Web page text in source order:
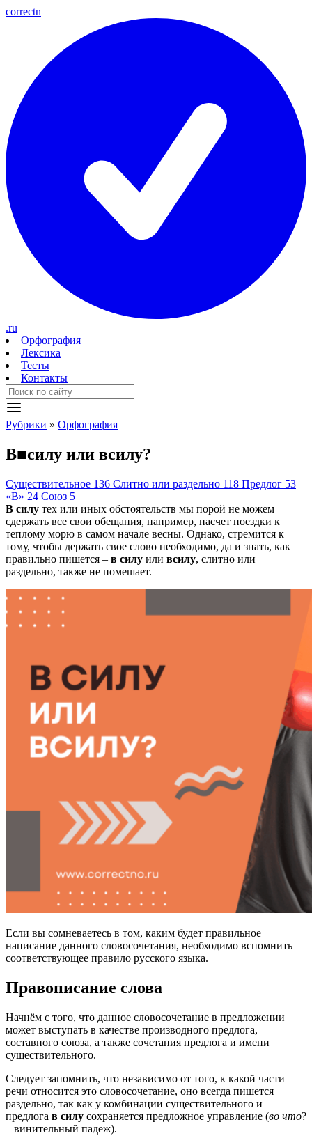
correctn
.ru
Орфография
Лексика
Тесты
Контакты
Рубрики » Орфография
В■силу или всилу?
Существительное 136 Слитно или раздельно 118 Предлог 53
«В» 24 Союз 5
В силу тех или иных обстоятельств мы порой не можем
сдержать все свои обещания, например, насчет поездки к
теплому морю в самом начале весны. Однако, стремится к
тому, чтобы держать свое слово необходимо, да и знать, как
правильно пишется – в силу или всилу, слитно или
раздельно, также не помешает.
Если вы сомневаетесь в том, каким будет правильное
написание данного словосочетания, необходимо вспомнить
соответствующее правило русского языка.
Правописание слова
Начнём с того, что данное словосочетание в предложении
может выступать в качестве производного предлога,
составного союза, а также сочетания предлога и имени
существительного.
Следует запомнить, что независимо от того, к какой части
речи относится это словосочетание, оно всегда пишется
раздельно, так как у комбинации существительного и
предлога в силу сохраняется предложное управление (во что?
– винительный падеж).